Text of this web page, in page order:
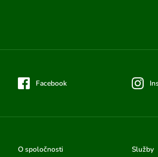
Facebook
O spoločnosti Služby